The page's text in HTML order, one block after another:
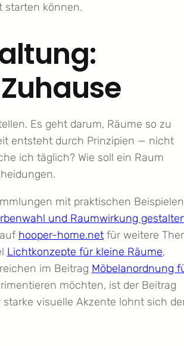
starten können.
Es geht darum, Räume so zu
entsteht durch Prinzipien — nicht
ich täglich? Wie soll ein Raum
mit praktischen Beispielen
und Raumwirkung
hooper-home.net für weitere
Lichtkonzepte für kleine Räume,
im Beitrag Möbelanordnung
möchten, ist der Beitrag
visuelle Akzente lohnt sich